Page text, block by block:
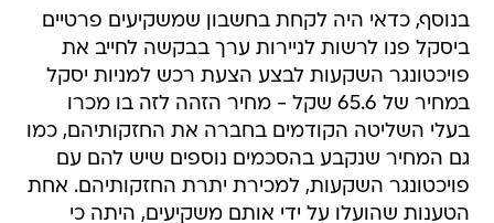
בנוסף, כדאי היה לקחת בחשבון שמשקיעים פרטיים
ביסקל פנו לרשות לניירות ערך בבקשה לחייב את
פויכטונגר השקעות לבצע הצעת רכש למניות יסקל
במחיר של 65.6 שקל - מחיר הזהה לזה בו מכרו
בעלי השליטה הקודמים בחברה את החזקותיהם, כמו
גם המחיר שנקבע בהסכמים נוספים שיש להם עם
פויכטונגר השקעות, למכירת יתרת החזקותיהם. אחת
הטענות שהועלו על ידי אותם משקיעים, היתה כי